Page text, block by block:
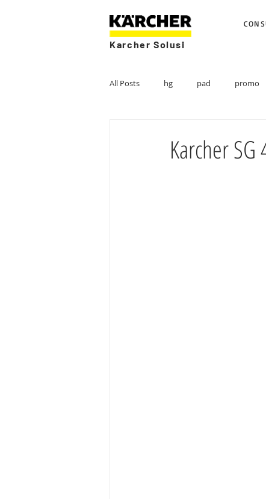
Karcher Solusi
All Posts hg pad promo
Karcher